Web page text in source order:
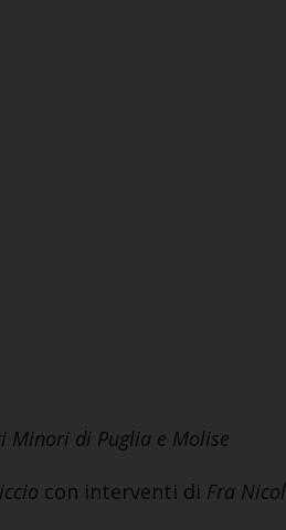
Minori di Puglia e Molise
con interventi di Fra